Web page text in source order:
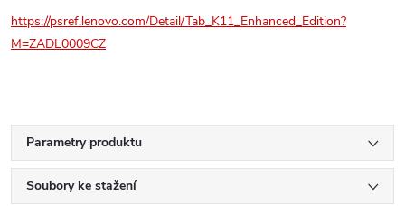
https://psref.lenovo.com/Detail/Tab_K11_Enhanced_Edition?
M=ZADL0009CZ
Parametry produktu
Soubory ke stažení